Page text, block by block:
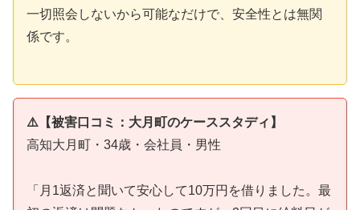
一切照会しないから可能なだけで、安全性とは無関
係です。
⚠️【被害口コミ：大月町のケーススタディ】
高知大月町・34歳・会社員・男性
「月1返済と聞いて安心して10万円を借りました。最